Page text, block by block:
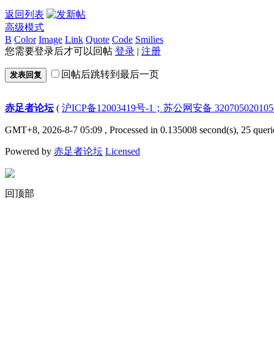
返回列表
高级模式
B Color Image Link Quote Code Smilies
您需要登录后才可以回帖 登录 | 注册
发表回复 回帖后跳转到最后一页
赤足者论坛( 沪ICP备12003419号-1；苏公网安备
GMT+8, 2026-8-7 05:09 , Processed in 0.135008 second(s), 25
Powered by 赤足者论坛 Licensed
回顶部